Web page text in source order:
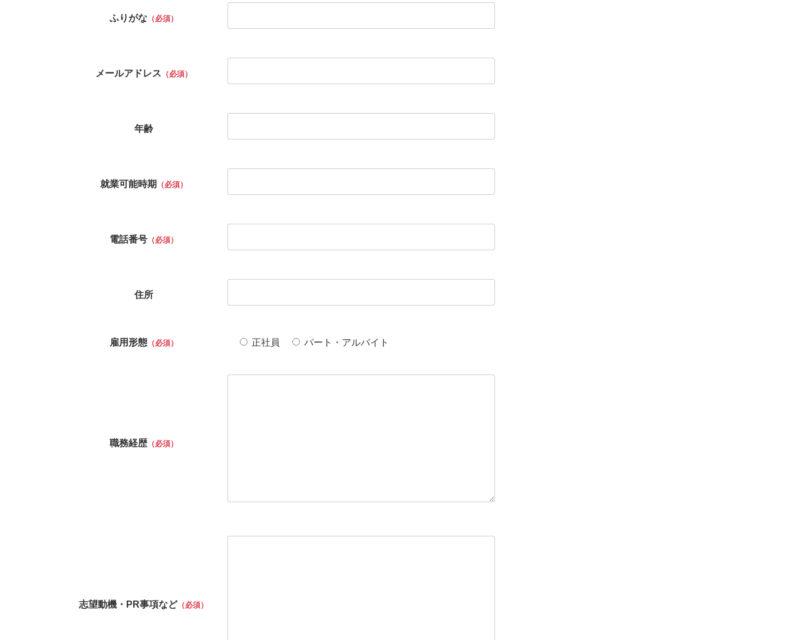
ふりがな（必須）
メールアドレス （必須）
年齢
就業可能時期 （必須）
電話番号（必須）
住所
雇用形態（必須） 正社員 パート・アルバイト
職務経歴（必須）
志望動機・PR事項など（必須）